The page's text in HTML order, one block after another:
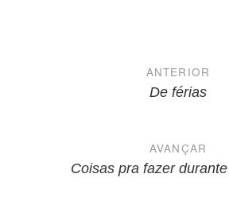
NavegaçãoANTERIOR
De férias
AVANÇAR
Coisas pra fazer